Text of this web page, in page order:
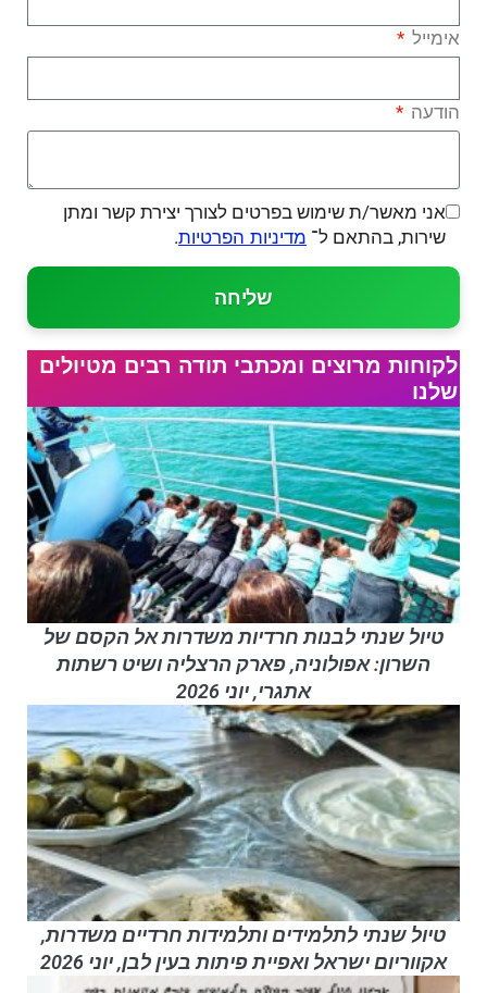
אימייל
הודעה
אני מאשר/ת שימוש בפרטים לצורך יצירת קשר ומתן
שירות, בהתאם ל־ מדיניות הפרטיות.
שליחה
לקוחות מרוצים ומכתבי תודה רבים מטיולים
שלנו
טיול שנתי לבנות חרדיות משדרות אל הקסם של
השרון: אפולוניה, פארק הרצליה ושיט רשתות
אתגרי, יוני 2026
טיול שנתי לתלמידים ותלמידות חרדיים משדרות,
אקווריום ישראל ואפיית פיתות בעין לבן, יוני 2026